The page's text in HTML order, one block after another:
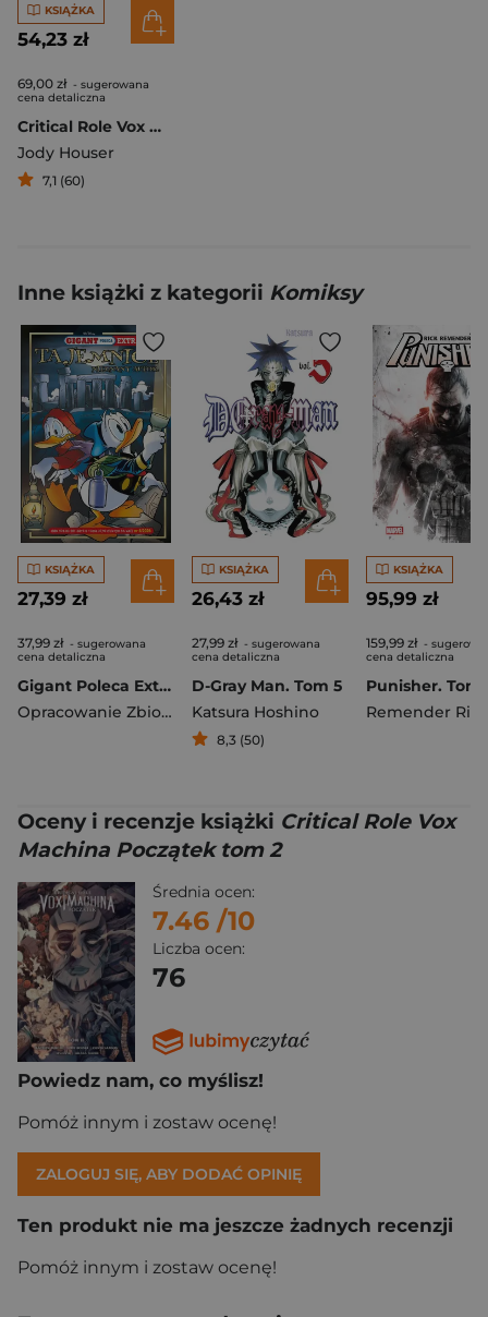
KSIĄŻKA
54,23 zł
69,00 zł - sugerowana
cena detaliczna
Critical Role Vox Machina Początek Tom 3
Jody Houser
7,1 (60)
Inne książki z kategorii Komiksy
KSIĄŻKA
27,39 zł
37,99 zł - sugerowana
cena detaliczna
Gigant Poleca Extra. Tom 5/2025. Tajemnice. Nieznany autor
Opracowanie Zbiorowe
KSIĄŻKA
26,43 zł
27,99 zł - sugerowana
cena detaliczna
D-Gray Man. Tom 5
Katsura Hoshino
8,3 (50)
KSIĄŻKA
95,99 zł
159,99 zł -
cena detaliczna
Punisher. Tom
Remender Rick
Oceny i recenzje książki Critical Role Vox
Machina Początek tom 2
Średnia ocen:
7.46 /10
Liczba ocen:
76
Powiedz nam, co myślisz!
Pomóż innym i zostaw ocenę!
ZALOGUJ SIĘ, ABY DODAĆ OPINIĘ
Ten produkt nie ma jeszcze żadnych recenzji
Pomóż innym i zostaw ocenę!